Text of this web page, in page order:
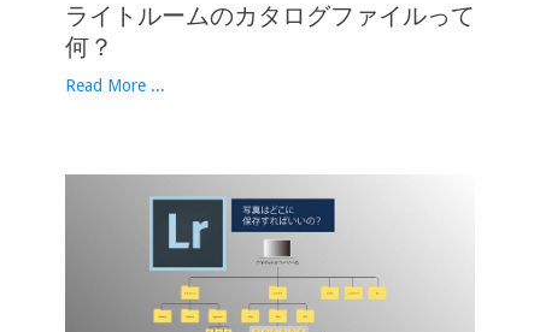
ライトルームのカタログファイルって
何？
Read More ...